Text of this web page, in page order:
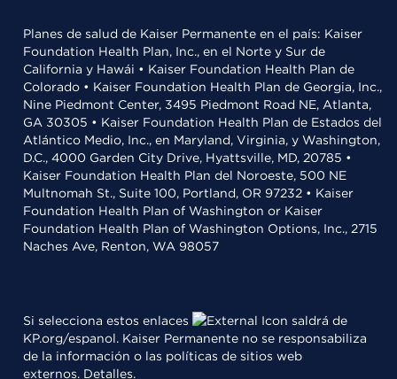
Planes de salud de Kaiser Permanente en el país: Kaiser
Foundation Health Plan, Inc., en el Norte y Sur de
California y Hawái • Kaiser Foundation Health Plan de
Colorado • Kaiser Foundation Health Plan de Georgia, Inc.,
Nine Piedmont Center, 3495 Piedmont Road NE, Atlanta,
GA 30305 • Kaiser Foundation Health Plan de Estados del
Atlántico Medio, Inc., en Maryland, Virginia, y Washington,
D.C., 4000 Garden City Drive, Hyattsville, MD, 20785 •
Kaiser Foundation Health Plan del Noroeste, 500 NE
Multnomah St., Suite 100, Portland, OR 97232 • Kaiser
Foundation Health Plan of Washington or Kaiser
Foundation Health Plan of Washington Options, Inc., 2715
Naches Ave, Renton, WA 98057
Si selecciona estos enlaces
saldrá de
KP.org/espanol. Kaiser Permanente no se responsabiliza
de la información o las políticas de sitios web
externos. Detalles.